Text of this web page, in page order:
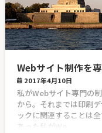
Webサイト制作を
2017年4月10日
私がWebサイト専門の
から。それまでは印刷
ックに関連することは
あった私がWe